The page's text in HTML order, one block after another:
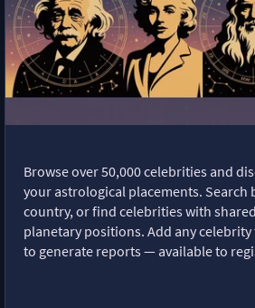
Browse over 50,000 celebrities and
your astrological placements. Search
country, or find celebrities with
planetary positions. Add any
to generate reports — available to